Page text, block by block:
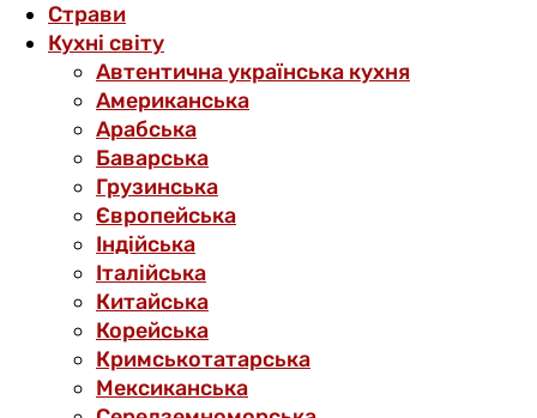
Страви
Кухні світу
Автентична українська кухня
Американська
Арабська
Баварська
Грузинська
Європейська
Індійська
Італійська
Китайська
Корейська
Кримськотатарська
Мексиканська